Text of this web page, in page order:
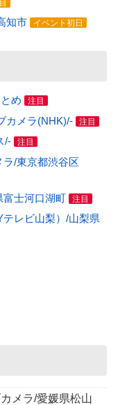
知市 イベント初日
め 注目
カメラ(NHK)/- 注目
/- 注目
/東京都渋谷区
富士河口湖町 注目
レビ山梨）/山梨県
メラ/愛媛県松山